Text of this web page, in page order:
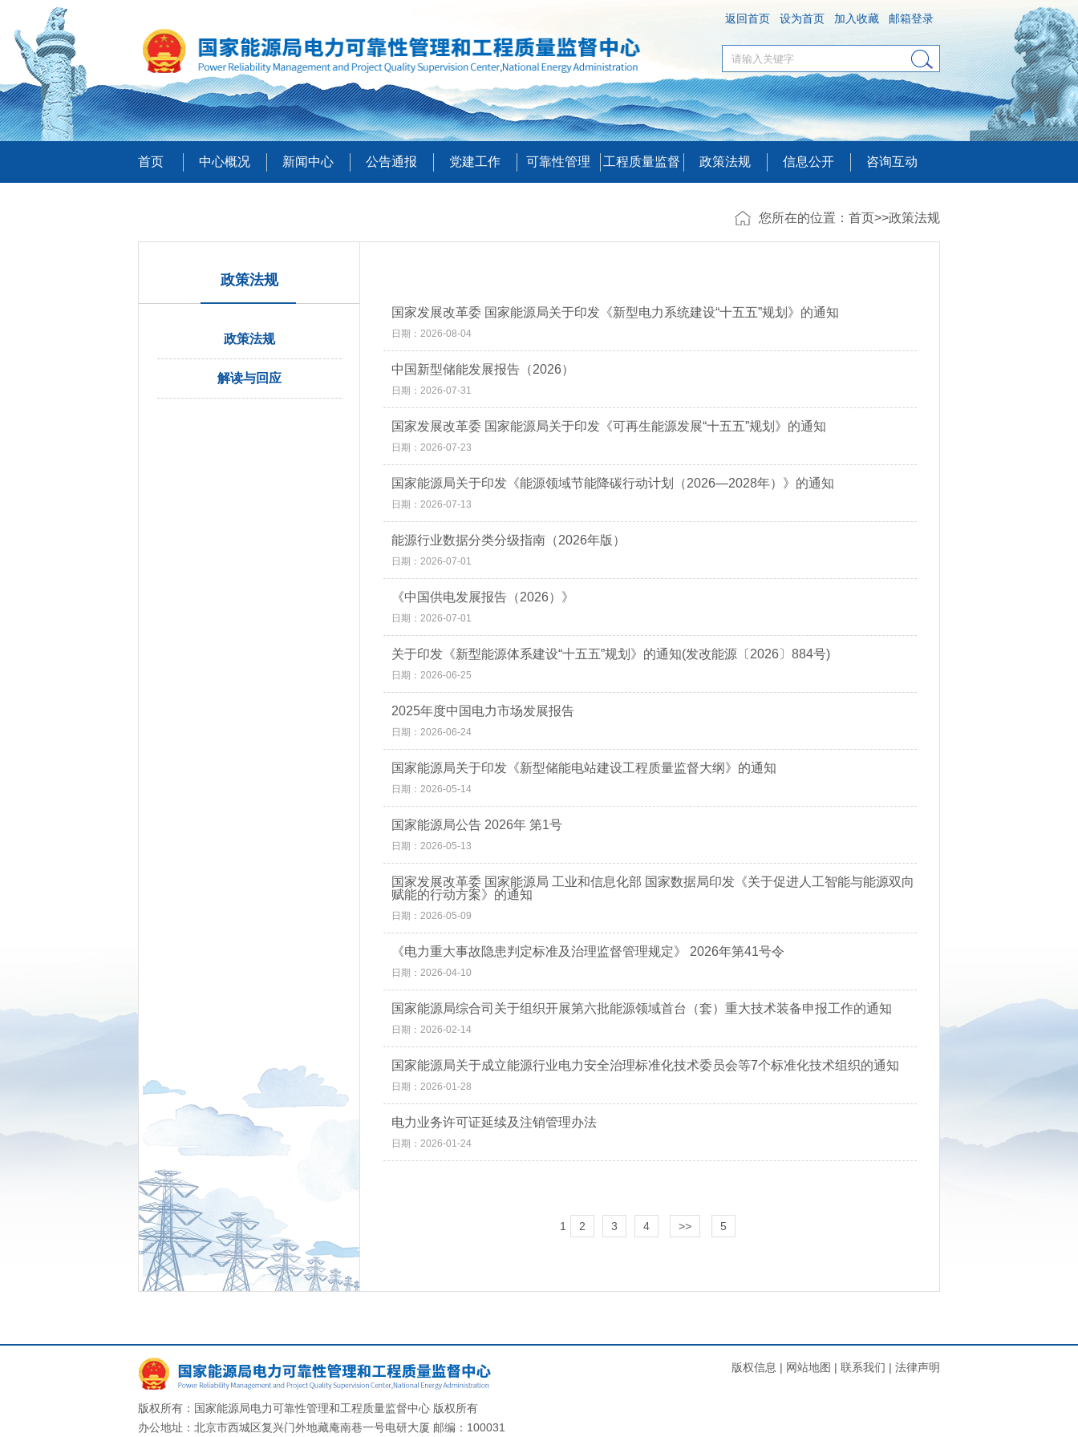
返回首页 设为首页 加入收藏 邮箱登录
首页 中心概况 新闻中心 公告通报 党建工作 可靠性管理 工程质量监督 政策法规 信息公开 咨询互动
您所在的位置： 首页>>政策法规
政策法规
政策法规
解读与回应
国家发展改革委 国家能源局关于印发《新型电力系统建设“十五五”规划》的通知
日期：2026-08-04
中国新型储能发展报告（2026）
日期：2026-07-31
国家发展改革委 国家能源局关于印发《可再生能源发展“十五五”规划》的通知
日期：2026-07-23
国家能源局关于印发《能源领域节能降碳行动计划（2026—2028年）》的通知
日期：2026-07-13
能源行业数据分类分级指南（2026年版）
日期：2026-07-01
《中国供电发展报告（2026）》
日期：2026-07-01
关于印发《新型能源体系建设“十五五”规划》的通知(发改能源〔2026〕884号)
日期：2026-06-25
2025年度中国电力市场发展报告
日期：2026-06-24
国家能源局关于印发《新型储能电站建设工程质量监督大纲》的通知
日期：2026-05-14
国家能源局公告 2026年 第1号
日期：2026-05-13
国家发展改革委 国家能源局 工业和信息化部 国家数据局印发《关于促进人工智能与能源双向
赋能的行动方案》的通知
日期：2026-05-09
《电力重大事故隐患判定标准及治理监督管理规定》 2026年第41号令
日期：2026-04-10
国家能源局综合司关于组织开展第六批能源领域首台（套）重大技术装备申报工作的通知
日期：2026-02-14
国家能源局关于成立能源行业电力安全治理标准化技术委员会等7个标准化技术组织的通知
日期：2026-01-28
电力业务许可证延续及注销管理办法
日期：2026-01-24
1 2 3 4 >> 5
版权所有：国家能源局电力可靠性管理和工程质量监督中心 版权所有
办公地址：北京市西城区复兴门外地藏庵南巷一号电研大厦 邮编：100031
版权信息 | 网站地图 | 联系我们 | 法律声明